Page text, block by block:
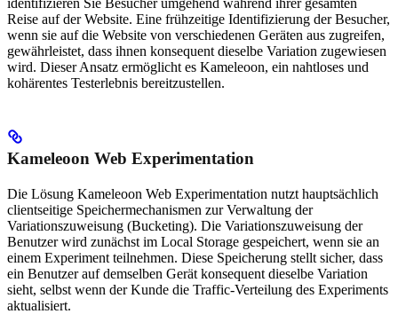
Reise auf der Website. Eine frühzeitige Identifizierung der Besucher,
wenn sie auf die Website von verschiedenen Geräten aus zugreifen,
gewährleistet, dass ihnen konsequent dieselbe Variation zugewiesen
wird. Dieser Ansatz ermöglicht es Kameleoon, ein nahtloses und
kohärentes Testerlebnis bereitzustellen.
Kameleoon Web Experimentation
Die Lösung Kameleoon Web Experimentation nutzt hauptsächlich
clientseitige Speichermechanismen zur Verwaltung der
Variationszuweisung (Bucketing). Die Variationszuweisung der
Benutzer wird zunächst im Local Storage gespeichert, wenn sie an
einem Experiment teilnehmen. Diese Speicherung stellt sicher, dass
ein Benutzer auf demselben Gerät konsequent dieselbe Variation
sieht, selbst wenn der Kunde die Traffic-Verteilung des Experiments
aktualisiert.